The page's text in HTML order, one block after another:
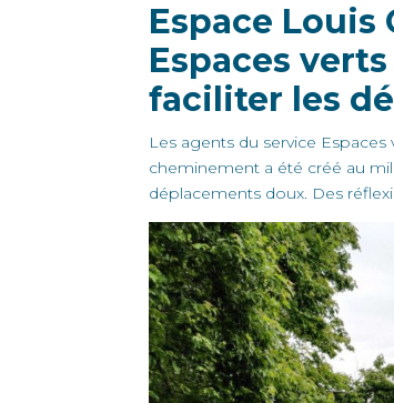
Espace Louis
Espaces
faciliter les
Les agents du service
cheminement a été créé au
déplacements doux. Des